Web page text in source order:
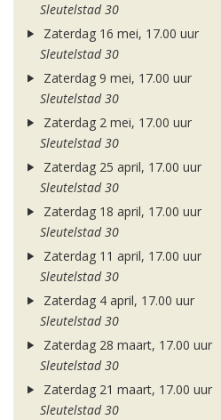
Sleutelstad 30
Zaterdag 16 mei, 17.00 uur
Sleutelstad 30
Zaterdag 9 mei, 17.00 uur
Sleutelstad 30
Zaterdag 2 mei, 17.00 uur
Sleutelstad 30
Zaterdag 25 april, 17.00 uur
Sleutelstad 30
Zaterdag 18 april, 17.00 uur
Sleutelstad 30
Zaterdag 11 april, 17.00 uur
Sleutelstad 30
Zaterdag 4 april, 17.00 uur
Sleutelstad 30
Zaterdag 28 maart, 17.00 uur
Sleutelstad 30
Zaterdag 21 maart, 17.00 uur
Sleutelstad 30